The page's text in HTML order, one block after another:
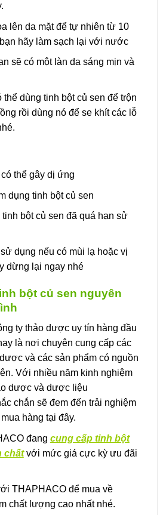
lên da mặt để tự nhiên từ 10
hãy làm sạch lại với nước
sẽ có một làn da sáng mịn và
thể dùng tinh bột củ sen để trộn
rồi dùng nó để se khít các lỗ
thể gây dị ứng
dụng tinh bột củ sen
bột củ sen đã quá hạn sử
dụng nếu có mùi lạ hoặc vị
dừng lại ngay nhé
bột củ sen nguyên
ty thảo dược uy tín hàng đầu
là nơi chuyên cung cấp các
và các sản phẩm có nguồn
Với nhiều năm kinh nghiệm
dược và dược liệu
chắn sẽ đem đến trải nghiệm
hàng tại đây.
đang cung cấp tinh bột
chất với mức giá cực kỳ ưu đãi
THAPHACO để mua về
chất lượng cao nhất nhé.